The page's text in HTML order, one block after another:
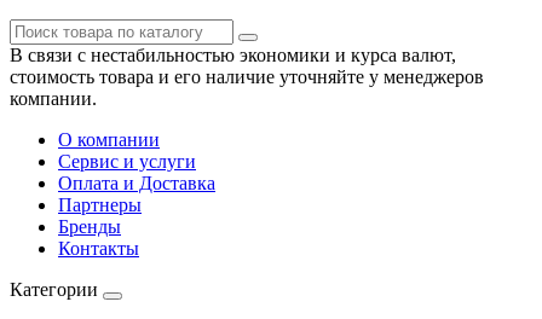
В связи с нестабильностью экономики и курса валют,
стоимость товара и его наличие уточняйте у менеджеров
компании.
О компании
Сервис и услуги
Оплата и Доставка
Партнеры
Бренды
Контакты
Категории